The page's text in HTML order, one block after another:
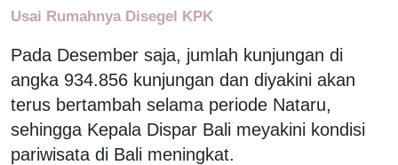
Usai Rumahnya Disegel KPK
Pada Desember saja, jumlah kunjungan di
angka 934.856 kunjungan dan diyakini akan
terus bertambah selama periode Nataru,
sehingga Kepala Dispar Bali meyakini kondisi
pariwisata di Bali meningkat.